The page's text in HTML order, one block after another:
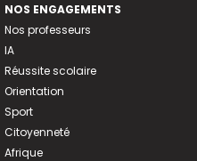
NOS ENGAGEMENTS
Nos professeurs
IA
Réussite scolaire
Orientation
Sport
Citoyenneté
Afrique